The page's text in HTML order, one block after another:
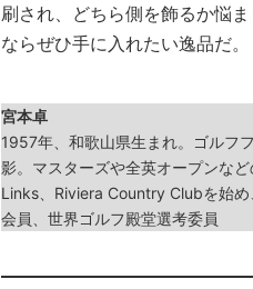
刷され、どちら側を飾るか悩
ならぜひ手に入れたい逸品だ。
宮本卓
1957年、和歌山県生まれ。ゴルフ
影。マスターズや全英オープンな
Links、Riviera Country Clubを始
会員、世界ゴルフ殿堂選考委員